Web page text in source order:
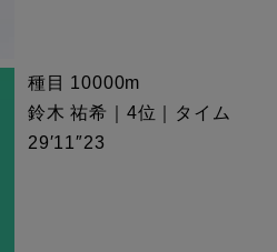
種目 10000m
鈴木 祐希｜4位｜タイム
29′11″23